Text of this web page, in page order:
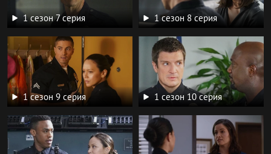
1 сезон 7 серия 1 сезон 8 серия
1 сезон 9 серия 1 сезон 10 серия